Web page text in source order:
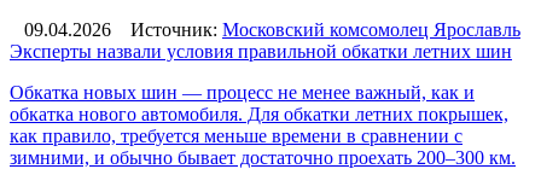
09.04.2026
Источник: Московский комсомолец Ярославль
Эксперты назвали условия правильной обкатки летних шин
Обкатка новых шин — процесс не менее важный, как и
обкатка нового автомобиля. Для обкатки летних покрышек,
как правило, требуется меньше времени в сравнении с
зимними, и обычно бывает достаточно проехать 200–300 км.